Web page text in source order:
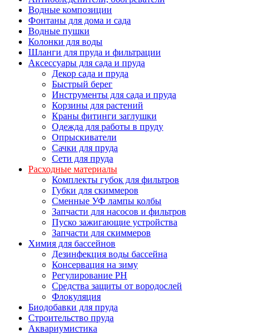
Водные композиции
Фонтаны для дома и сада
Водные пушки
Колонки для воды
Шланги для пруда и фильтрации
Аксессуары для сада и пруда
Декор сада и пруда
Быстрый берег
Инструменты для сада и пруда
Корзины для растений
Краны фитинги заглушки
Одежда для работы в пруду
Опрыскиватели
Сачки для пруда
Сети для пруда
Расходные материалы
Комплекты губок для фильтров
Губки для скиммеров
Сменные УФ лампы колбы
Запчасти для насосов и фильтров
Пуско зажигающие устройства
Запчасти для скиммеров
Химия для бассейнов
Дезинфекция воды бассейна
Консервация на зиму
Регулирование PH
Средства защиты от вородослей
Флокуляция
Биодобавки для пруда
Строительство пруда
Аквариумистика